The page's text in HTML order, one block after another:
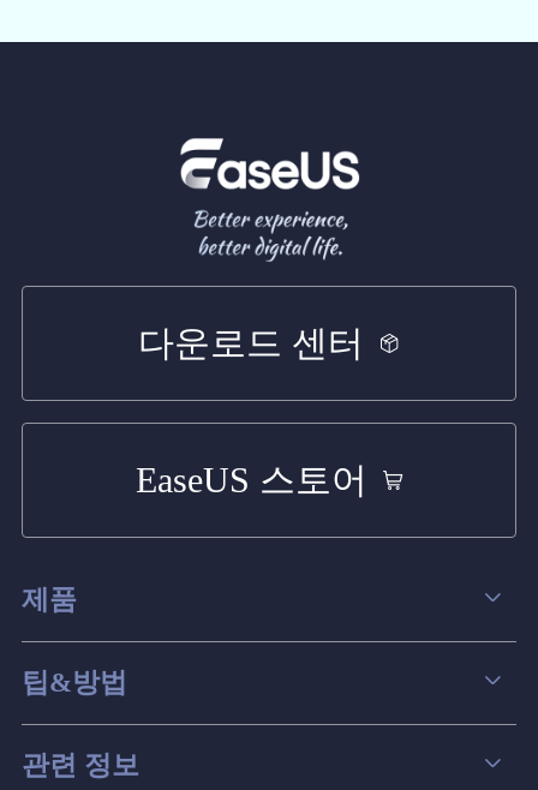
다운로드 센터
EaseUS 스토어
제품
데이터 복구
파티션 관리
팁&방법
컴퓨터 데이터 복구 팁
관련 정보